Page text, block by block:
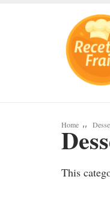
Home ,,
This